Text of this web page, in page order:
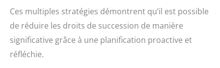
Ces multiples stratégies démontrent qu’il est possible
de réduire les droits de succession de manière
significative grâce à une planification proactive et
réfléchie.